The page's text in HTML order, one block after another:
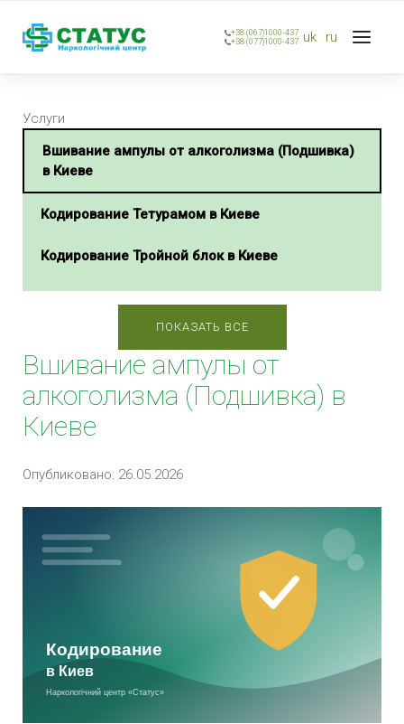
+38 (067)1000-437
+38 (077)1000-437 uk ru
Услуги
Вшивание ампулы от алкоголизма (Подшивка)
в Киеве
Кодирование Тетурамом в Киеве
Кодирование Тройной блок в Киеве
Киеве
Кодирование зависимости по методике
Довженко в Киеве
алкоголя «Дисульфирам» в Киеве
Раскодирование в Киеве
Кодирование алкоголизма на дому в Киеве
Кодирование от алкоголя в стационаре в Киеве
Срочное кодирование от алкоголизма в Киеве
ПОКАЗАТЬ ВСЕ
Вшивание ампулы от
алкоголизма (Подшивка) в
Киеве
Опубликовано: 26.05.2026